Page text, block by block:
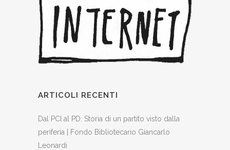
ARTICOLI RECENTI
Dal PCI al PD: Storia di un partito visto dalla
periferia | Fondo Bibliotecario Giancarlo
Leonardi